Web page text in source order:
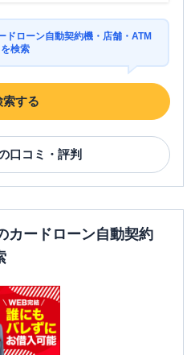
ドローン自動契約機・店舗・ATM
を検索
索する
口コミ・評判
カードローン自動契約